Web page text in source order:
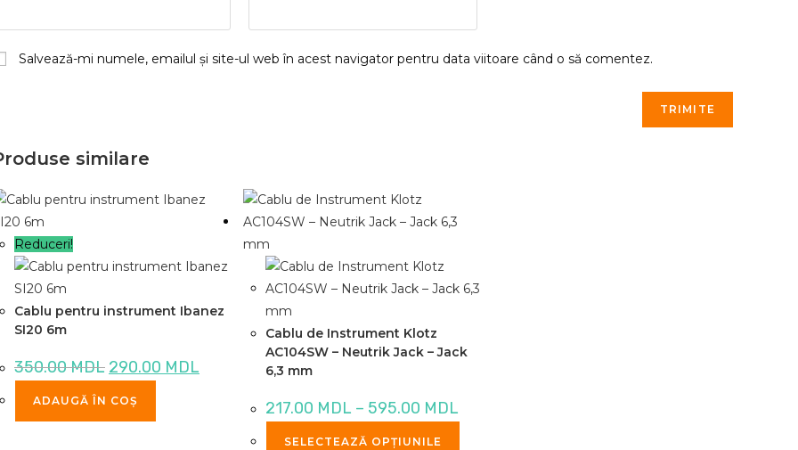
Salvează-mi numele, emailul și site-ul web în acest navigator pentru data viitoare când o să comentez.
similare
Reduceri!
Cablu pentru instrument Ibanez
SI20 6m
350.00MDL Prețul
inițial
fost:
350.00 MDL.
290.00 MDLcurent
290.00 MDL.
ADAUGĂ ÎN COȘ
Cablu de Instrument Klotz
AC104SW – Neutrik Jack – Jack
6,3 mm
217.00 MDL – 595.00 MDLde
SELECTEAZĂ OPȚIUNILE